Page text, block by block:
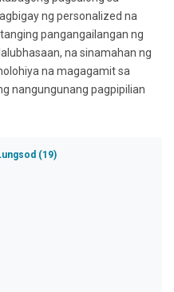
ng personalized na
pangangailangan ng
na sinamahan ng
na magagamit sa
nangungunang pagpipilian
(19)